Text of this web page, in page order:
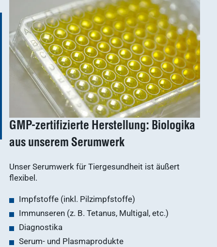
GMP-zertifizierte Herstellung: Biologika
aus unserem Serumwerk
Unser Serumwerk für Tiergesundheit ist äußert
flexibel.
Impfstoffe (inkl. Pilzimpfstoffe)
Immunseren (z. B. Tetanus, Multigal, etc.)
Diagnostika
Serum- und Plasmaprodukte